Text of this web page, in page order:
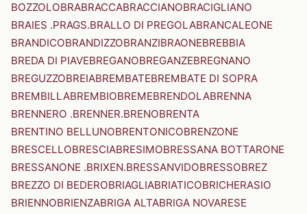
BOZZOLOBRABRACCABRACCIANOBRACIGLIANO
BRAIES .PRAGS.BRALLO DI PREGOLABRANCALEONE
BRANDICOBRANDIZZOBRANZIBRAONEBREBBIA
BREDA DI PIAVEBREGANOBREGANZEBREGNANO
BREGUZZOBREIABREMBATEBREMBATE DI SOPRA
BREMBILLABREMBIOBREMEBRENDOLABRENNA
BRENNERO .BRENNER.BRENOBRENTA
BRENTINO BELLUNOBRENTONICOBRENZONE
BRESCELLOBRESCIABRESIMOBRESSANA BOTTARONE
BRESSANONE .BRIXEN.BRESSANVIDOBRESSOBREZ
BREZZO DI BEDEROBRIAGLIABRIATICOBRICHERASIO
BRIENNOBRIENZABRIGA ALTABRIGA NOVARESE